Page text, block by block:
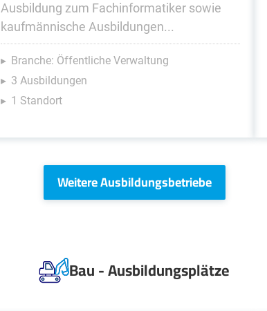
Ausbildung zum Fachinformatiker sowie
kaufmännische Ausbildungen...
Branche: Öffentliche Verwaltung
3 Ausbildungen
1 Standort
Weitere Ausbildungsbetriebe
Bau - Ausbildungsplätze